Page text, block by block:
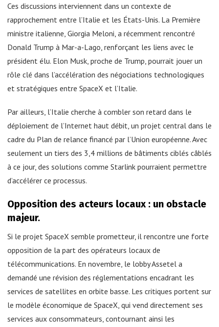
Ces discussions interviennent dans un contexte de
rapprochement entre l’Italie et les États-Unis. La Première
ministre italienne, Giorgia Meloni, a récemment rencontré
Donald Trump à Mar-a-Lago, renforçant les liens avec le
président élu. Elon Musk, proche de Trump, pourrait jouer un
rôle clé dans l’accélération des négociations technologiques
et stratégiques entre SpaceX et l’Italie.
Par ailleurs, l’Italie cherche à combler son retard dans le
déploiement de l’Internet haut débit, un projet central dans le
cadre du Plan de relance financé par l’Union européenne. Avec
seulement un tiers des 3,4 millions de bâtiments ciblés câblés
à ce jour, des solutions comme Starlink pourraient permettre
d’accélérer ce processus.
Opposition des acteurs locaux : un obstacle
majeur.
Si le projet SpaceX semble prometteur, il rencontre une forte
opposition de la part des opérateurs locaux de
télécommunications. En novembre, le lobby Assetel a
demandé une révision des réglementations encadrant les
services de satellites en orbite basse. Les critiques portent sur
le modèle économique de SpaceX, qui vend directement ses
services aux consommateurs, contournant ainsi les